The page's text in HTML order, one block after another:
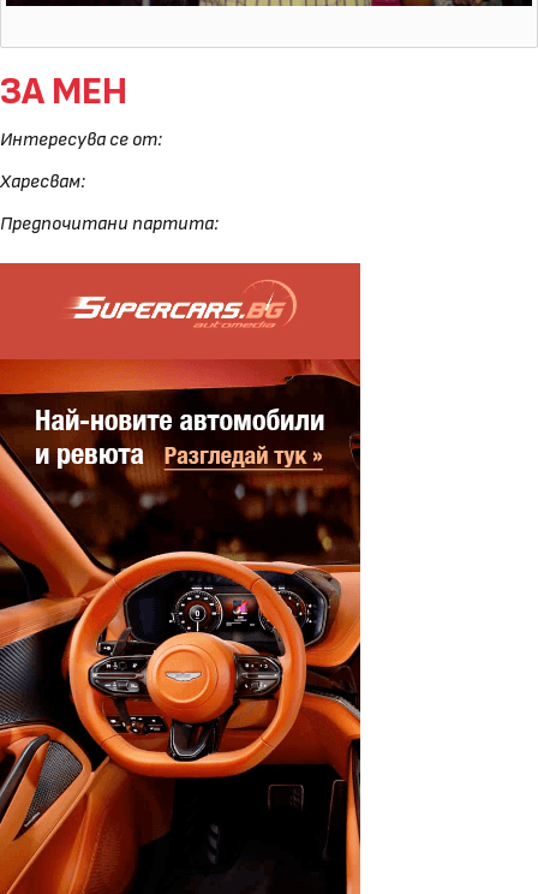
ЗА МЕН
Интересува се от:
Харесвам:
Предпочитани партита: